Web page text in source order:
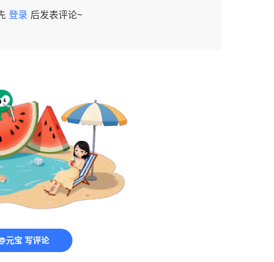
登录 后发表评论~
元宝 写评论